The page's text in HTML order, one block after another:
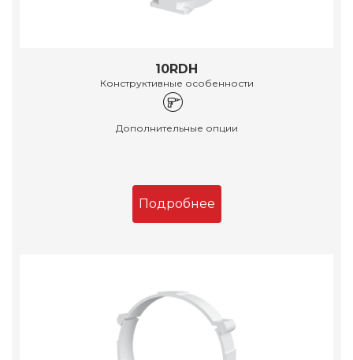
10RDH
Конструктивные особенности
Дополнительные опции
Подробнее